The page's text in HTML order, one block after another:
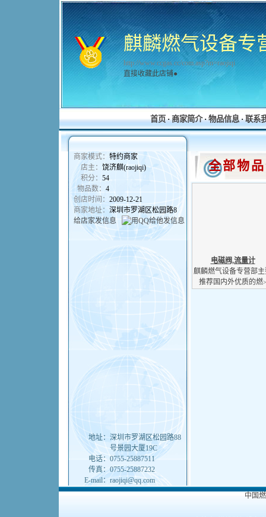
麒麟燃气设备专
http://www.ccgas.cc/com.asp?m=raojiqi
直接收藏此店铺●
首页·商家简介·物品信息·联系
商家模式： 特约商家
店主： 饶济麒(raojiqi)
积分： 54
物品数： 4
创店时间： 2009-12-21
商家地址： 深圳市罗湖区松园路8
给店家发信息
地址： 深圳市罗湖区松园路88
号景园大厦19C
电话： 0755-25887511
传真：0755-25887232
E-mail： raojiqi@qq.com
全部物
电磁阀,流量计
麒麟燃气设备专营部
推荐国内外优质的燃>
中国